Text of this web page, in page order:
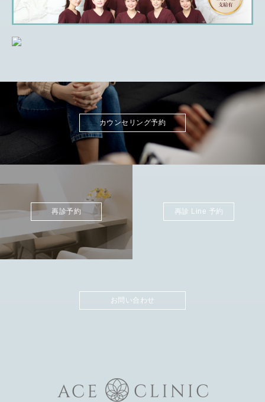
カウンセリング予約
再診予約 再診 Line 予約
お問い合わせ